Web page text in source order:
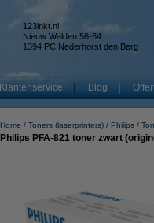
123inkt.nl
Nieuw Walden 56-64
1394 PC Nederhorst den Berg
Klantenservice Blog
Home Toners (laserprinters) Philips
Philips PFA-821 toner zwart